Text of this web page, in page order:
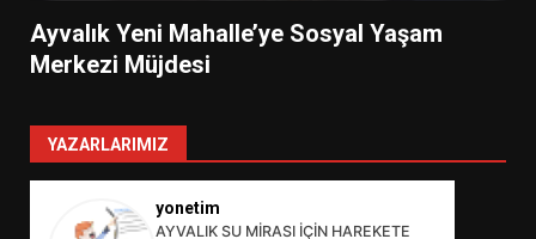
Ayvalık Yeni Mahalle’ye Sosyal Yaşam
Merkezi Müjdesi
YAZARLARIMIZ
yonetim
AYVALIK SU MİRASI İÇİN HAREKETE